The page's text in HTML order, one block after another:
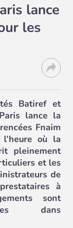
lance
les
Batiref et
lance la
Fnaim
où la
pleinement
et les
de
à
sont
dans